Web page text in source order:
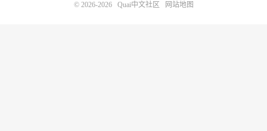
© 2026-2026 Quai中文社区 网站地图